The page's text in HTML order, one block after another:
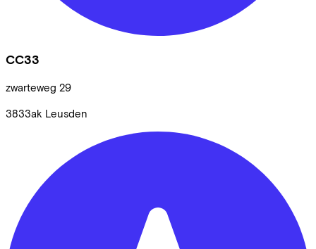
CC33
zwarteweg 29
3833ak Leusden